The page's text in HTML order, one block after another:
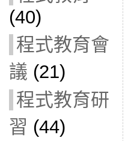
(40)
程式教育會
議 (21)
程式教育研
習 (44)